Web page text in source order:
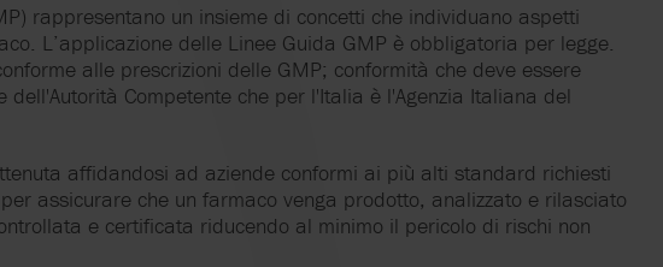
rappresentano un insieme di concetti che individuano aspetti
L’applicazione delle Linee Guida GMP è obbligatoria per legge.
alle prescrizioni delle GMP; conformità che deve essere
Competente che per l'Italia è l'Agenzia Italiana del
affidandosi ad aziende conformi ai più alti standard richiesti
assicurare che un farmaco venga prodotto, analizzato e rilasciato
e certificata riducendo al minimo il pericolo di rischi non